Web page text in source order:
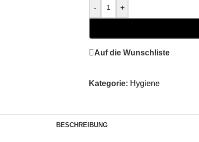
- +
Auf die Wunschliste
Kategorie: Hygiene
BESCHREIBUNG